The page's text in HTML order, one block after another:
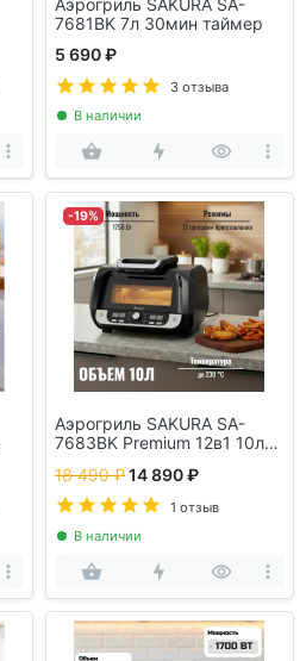
7681BK 7л 30мин таймер
5 690 ₽
3 отзыва
В наличии
-19%
Аэрогриль SAKURA SA-
7683BK Premium 12в1 10л
18 490 ₽14 890 ₽
1 отзыв
В наличии